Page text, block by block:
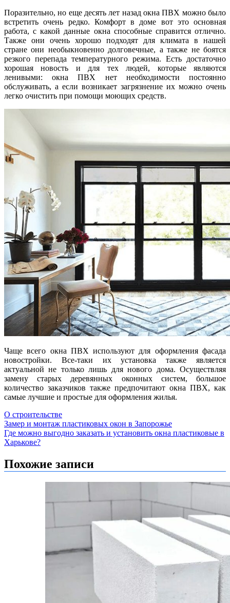
Поразительно, но еще десять лет назад окна ПВХ можно было
встретить очень редко. Комфорт в доме вот это основная
работа, с какой данные окна способные справится отлично.
Также они очень хорошо подходят для климата в нашей
стране они необыкновенно долговечные, а также не боятся
резкого перепада температурного режима. Есть достаточно
хорошая новость и для тех людей, которые являются
ленивыми: окна ПВХ нет необходимости постоянно
обслуживать, а если возникает загрязнение их можно очень
легко очистить при помощи моющих средств.
Чаще всего окна ПВХ используют для оформления фасада
новостройки. Все-таки их установка также является
актуальной не только лишь для нового дома. Осуществляя
замену старых деревянных оконных систем, большое
количество заказчиков также предпочитают окна ПВХ, как
самые лучшие и простые для оформления жилья.
О строительстве
Навигация
по
Замер и монтаж пластиковых окон в Запорожье
Где можно выгодно заказать и установить окна пластиковые в
Харькове?
Похожие записи